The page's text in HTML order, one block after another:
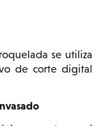
se utiliza
de corte digital